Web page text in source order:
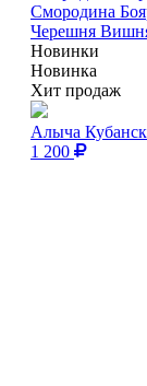
Смородина
Черешня
Новинки
Новинка
Хит продаж
Алыча
1 200